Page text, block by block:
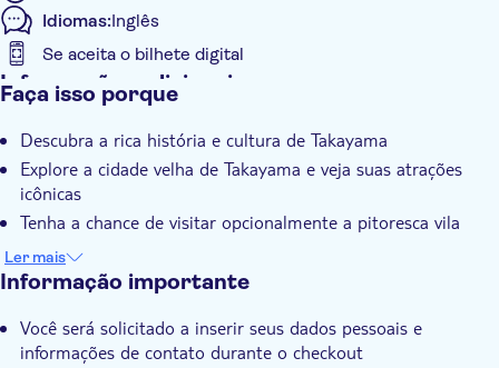
Idiomas:Inglês
Se aceita o bilhete digital
Informações adicionais
Tour guiado
Local touch
Voucher eletrônico
Acessível em cadeira de rodas
Faça isso porque
Descubra a rica história e cultura de Takayama
Explore a cidade velha de Takayama e veja suas atrações
icônicas
Tenha a chance de visitar opcionalmente a pitoresca vila
folclórica de Hida e admirar sua beleza natural
Ler mais
Informação importante
Você será solicitado a inserir seus dados pessoais e
informações de contato durante o checkout